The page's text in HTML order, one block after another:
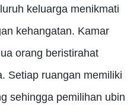
keluarga menikmati
kehangatan. Kamar
orang beristirahat
Setiap ruangan memiliki
sehingga pemilihan ubin